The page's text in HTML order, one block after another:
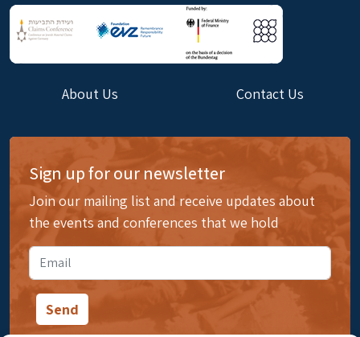
About Us Contact Us
Sign up for our newsletter
Join our mailing list and receive updates about
the events and conferences that we hold